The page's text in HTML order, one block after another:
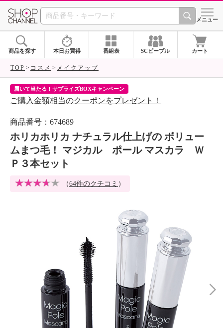
SHOP CHANNEL シメニュー
商品を探す 本日お買得 番組表 SCピープル カート
TOP コスメ メイクアップ
届いて当たる！サプライズBOXキャンペーン
ご購入金額相当のクーポンをプレゼント！
商品番号：674689
ホリカホリカ ナチュラル仕上げの ボリュー
ムまつ毛！ マジカル ポール マスカラ Ｗ
Ｐ３本セット
（64件のクチコミ ）